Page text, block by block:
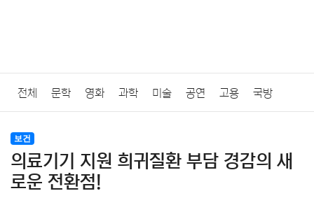
전체 문학 영화 과학 미술 공연 고용 국방
법률
질병 가요 방송 일상 주식 암호화폐 블록체인
보건
의료기기 지원 희귀질환 부담 경감의 새
로운 전환점!